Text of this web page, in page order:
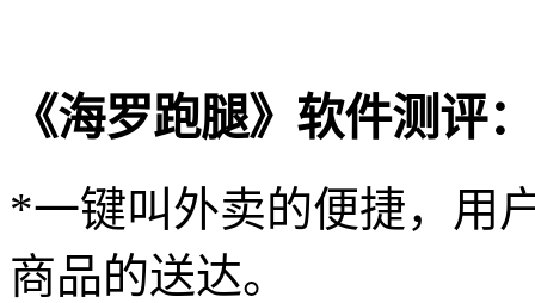
《海罗跑腿》软件测评：
*一键叫外卖的便捷，用
商品的送达。